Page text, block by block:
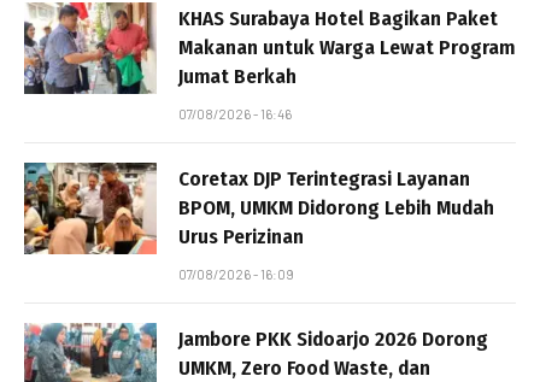
KHAS Surabaya Hotel Bagikan Paket
Makanan untuk Warga Lewat Program
Jumat Berkah
07/08/2026 - 16:46
Coretax DJP Terintegrasi Layanan
BPOM, UMKM Didorong Lebih Mudah
Urus Perizinan
07/08/2026 - 16:09
Jambore PKK Sidoarjo 2026 Dorong
UMKM, Zero Food Waste, dan